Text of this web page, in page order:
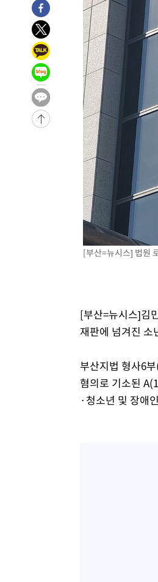
-5997초 전 >
[속보]'채상병 순직 책
-5863초 전 >
[속보]종합특검, '관저이
-2463초 전 >
민주 콩고 에볼라환자
-30329초 전 >
"낮 기온 소폭 하락"…
-30293초 전 >
[속보]이 대통령, '호우
선포
-30256초 전 >
[단독]중수청 지원 검
갈 수도
-28227초 전 >
낮 최고 37도 찜통더
-26533초 전 >
SK하이닉스, 용인·청
여자배구 이재영·이다
외국인 심판 성 접대
[속보]코스닥, 2.86포
[속보]코스피, 6200
[속보]원·달러 환율,
[속보] 노원서 40.1도
[속보]종합특검, '계엄
[속보]국힘 윤리위, '돌
[속보] 7월 중국 수출
[속보]종합특검, '관저이
민주 콩고 에볼라환자
[부산=뉴시스] 법원
[부산=뉴시스]김
재판에 넘겨진 소
부산지법 형사6
혐의로 기소된
·청소년 및 장애